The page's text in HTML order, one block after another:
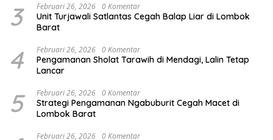
3 Februari 26, 2026 0 Komentar
Unit Turjawali Satlantas Cegah Balap Liar di Lombok
Barat
4 Februari 26, 2026 0 Komentar
Pengamanan Sholat Tarawih di Mendagi, Lalin Tetap
Lancar
5 Februari 26, 2026 0 Komentar
Strategi Pengamanan Ngabuburit Cegah Macet di
Lombok Barat
Februari 26, 2026 0 Komentar